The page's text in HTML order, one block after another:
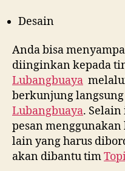
Desain
Anda bisa
diinginkan kepada
Lubangbuaya
berkunjung
Lubangbuaya.
pesan menggunakan
lain yang harus
akan dibantu tim